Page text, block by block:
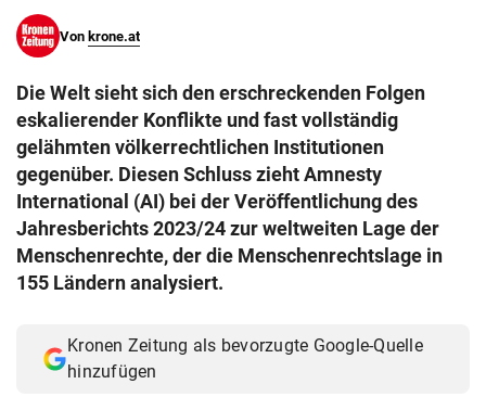
search
eingeben
© Krone Multimedia GmbH & Co KG 2026
Muthgasse 2, 1190 Wien
Von krone.at
Die Welt sieht sich den erschreckenden Folgen
eskalierender Konflikte und fast vollständig
gelähmten völkerrechtlichen Institutionen
gegenüber. Diesen Schluss zieht Amnesty
International (AI) bei der Veröffentlichung des
Jahresberichts 2023/24 zur weltweiten Lage der
Menschenrechte, der die Menschenrechtslage in
155 Ländern analysiert.
Kronen Zeitung als bevorzugte Google-Quelle
hinzufügen